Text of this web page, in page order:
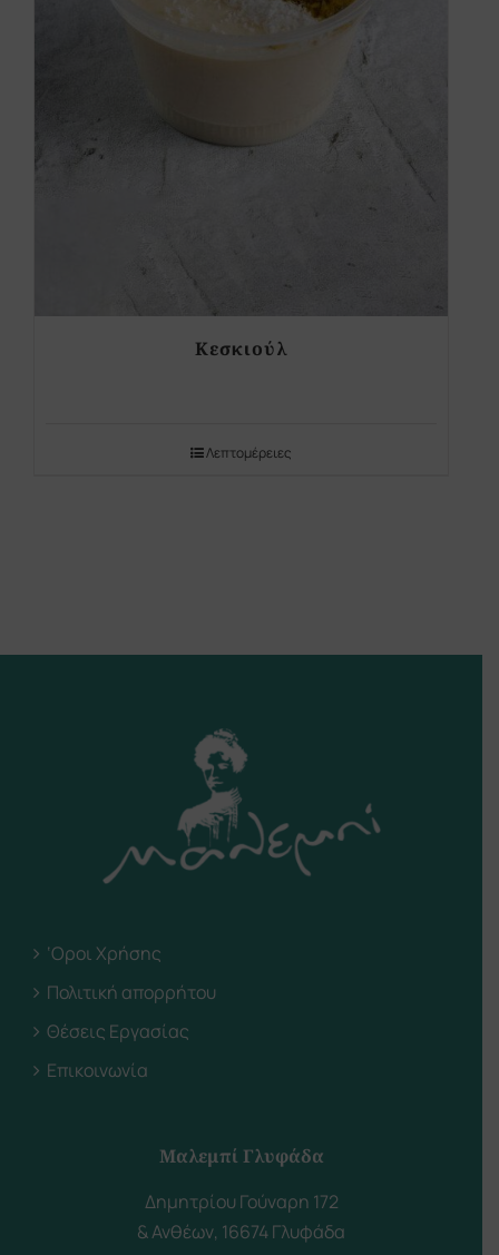
Κεσκιούλ
Λεπτομέρειες
‘Οροι Χρήσης
Πολιτική απορρήτου
Θέσεις Εργασίας
Επικοινωνία
Μαλεμπί Γλυφάδα
Δημητρίου Γούναρη 172
& Ανθέων, 16674 Γλυφάδα